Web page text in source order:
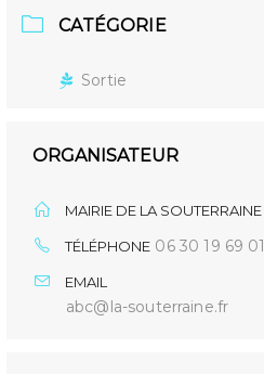
CATÉGORIE
Sortie
ORGANISATEUR
MAIRIE DE LA SOUTERRAINE
TÉLÉPHONE 06 30 19 69 01
EMAIL
abc@la-souterraine.fr